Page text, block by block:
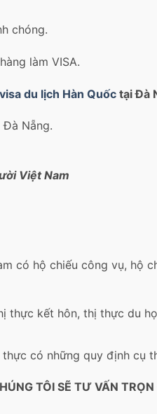
chóng.
làm VISA.
visa du lịch Hàn Quốc tại Đà
Nẵng.
Việt Nam
có hộ chiếu công vụ, hộ
thực kết hôn, thị thực du
có những quy định cụ
TÔI SẼ TƯ VẤN